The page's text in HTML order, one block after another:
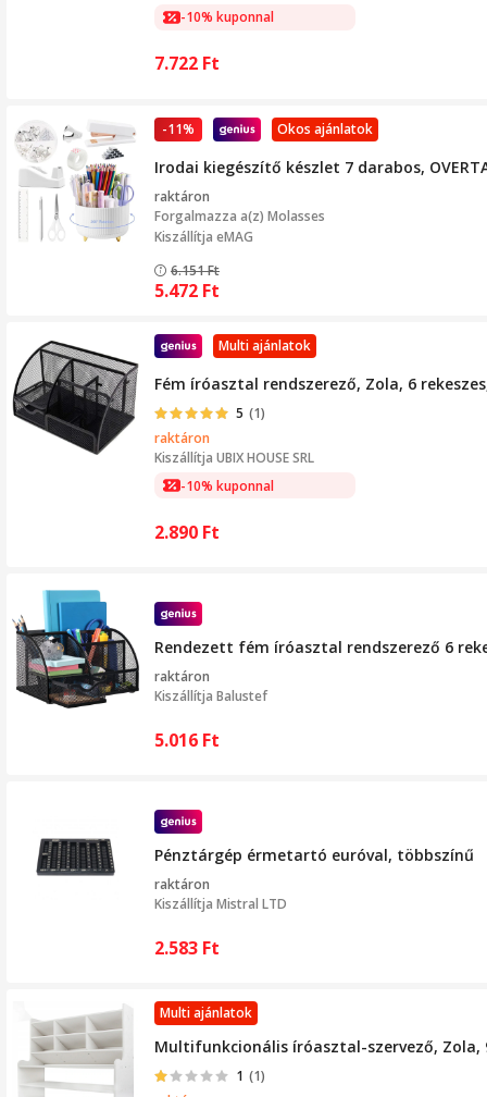
-10% kuponnal
7.722 Ft
Okos ajánlatok
-11%
Irodai kiegészítő készlet 7 darabos,
raktáron
Forgalmazza a(z) Molasses
Kiszállítja eMAG
6.151Ft
5.472 Ft
Multi ajánlatok
Fém íróasztal rendszerező, Zola, 6
5 (1)
raktáron
Kiszállítja UBIX HOUSE SRL
-10% kuponnal
2.890 Ft
Rendezett fém íróasztal rendszerező 6
raktáron
Kiszállítja Balustef
5.016 Ft
Pénztárgép érmetartó euróval, többszínű
raktáron
Kiszállítja Mistral LTD
2.583 Ft
Multi ajánlatok
Multifunkcionális íróasztal-szervező, Zola,
1 (1)